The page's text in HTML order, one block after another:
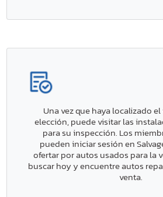
Una vez que haya localizado
elección, puede visitar las
para su inspección. Los
pueden iniciar sesión en
ofertar por autos usados para la
buscar hoy y encuentre autos
venta.